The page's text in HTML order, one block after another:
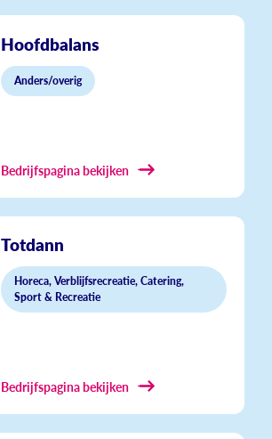
Hoofdbalans
Anders/overig
Bedrijfspagina bekijken
Totdann
Horeca, Verblijfsrecreatie, Catering,
Sport & Recreatie
Bedrijfspagina bekijken